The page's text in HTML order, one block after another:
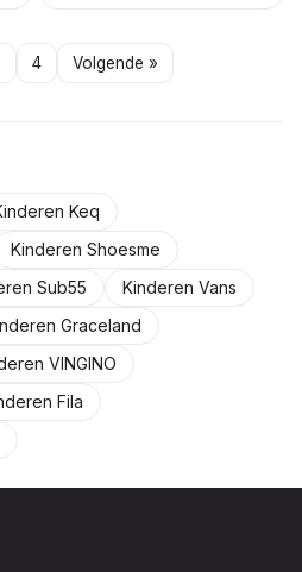
4 Volgende »
Keq
Kinderen Shoesme
Sub55
Kinderen Vans
Graceland
VINGINO
Fila